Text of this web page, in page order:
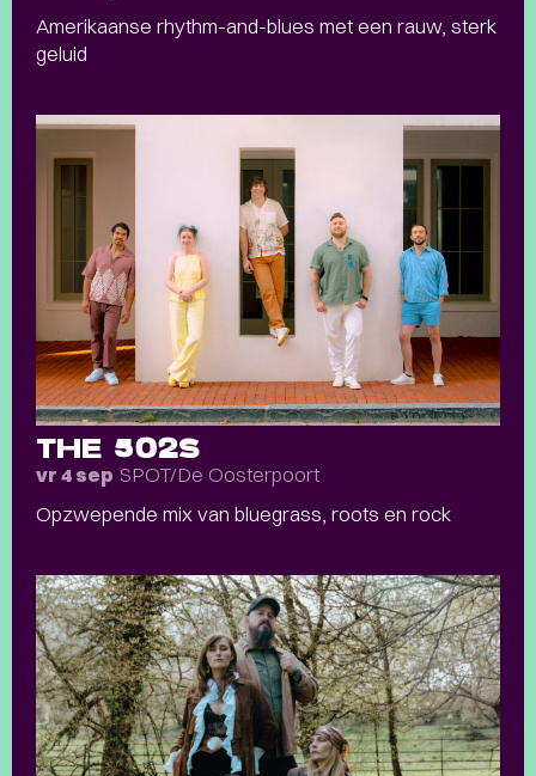
Amerikaanse rhythm-and-blues met een rauw, sterk
geluid
THE 502S
vr 4 sep SPOT/De Oosterpoort
Opzwepende mix van bluegrass, roots en rock